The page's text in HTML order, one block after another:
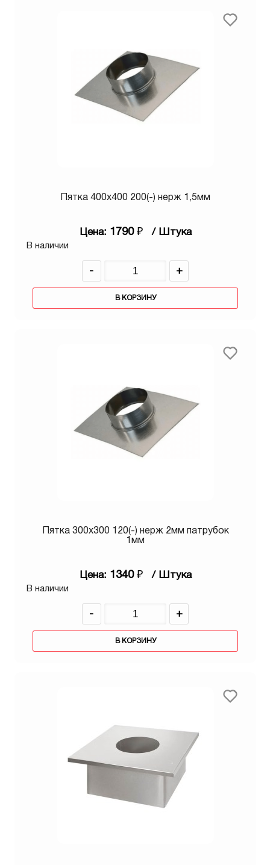
Пятка 400х400 200(-) нерж 1,5мм
Цена: 1790 ₽ / Штука
В наличии
- +
В КОРЗИНУ
Пятка 300х300 120(-) нерж 2мм патрубок
1мм
Цена: 1340 ₽ / Штука
В наличии
- +
В КОРЗИНУ